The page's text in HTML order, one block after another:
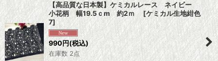
【高品質な日本製】ケミカルレース ネイビー
小花柄 幅19.5ｃm 約2ｍ [ケミカル生地紺色
7]
990円(税込)
在庫数 2点